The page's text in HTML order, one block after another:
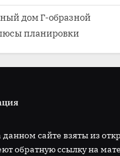
дом Г-образной
планировки
сайте взяты из
обратную ссылку на